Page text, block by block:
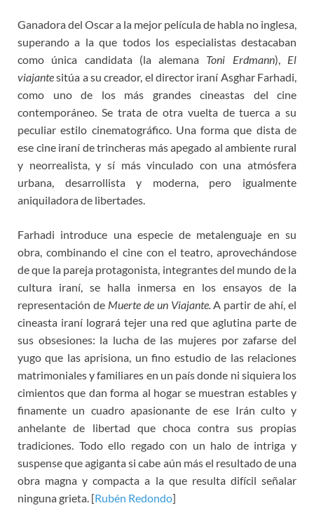
Ganadora del Oscar a la mejor película de habla no inglesa,
superando a la que todos los especialistas destacaban
como única candidata (la alemana Toni Erdmann), El
viajantesitúa a su creador, el director iraní Asghar Farhadi,
como uno de los más grandes cineastas del cine
contemporáneo. Se trata de otra vuelta de tuerca a su
peculiar estilo cinematográfico. Una forma que dista de
ese cine iraní de trincheras más apegado al ambiente rural
y neorrealista, y sí más vinculado con una atmósfera
urbana, desarrollista y moderna, pero igualmente
aniquiladora de libertades.
Farhadi introduce una especie de metalenguaje en su
obra, combinando el cine con el teatro, aprovechándose
de que la pareja protagonista, integrantes del mundo de la
cultura iraní, se halla inmersa en los ensayos de la
representación de Muerte de un Viajante.A partir de ahí, el
cineasta iraní logrará tejer una red que aglutina parte de
sus obsesiones: la lucha de las mujeres por zafarse del
yugo que las aprisiona, un fino estudio de las relaciones
matrimoniales y familiares en un país donde ni siquiera los
cimientos que dan forma al hogar se muestran estables y
finamente un cuadro apasionante de ese Irán culto y
anhelante de libertad que choca contra sus propias
tradiciones. Todo ello regado con un halo de intriga y
suspense que agiganta si cabe aún más el resultado de una
obra magna y compacta a la que resulta difícil señalar
ninguna grieta. [Rubén Redondo]